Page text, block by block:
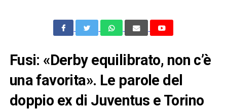
Fusi: «Derby equilibrato, non c’è
una favorita». Le parole del
doppio ex di Juventus e Torino